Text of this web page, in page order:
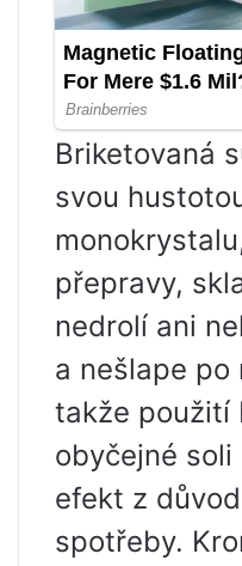
Briketovaná
svou
přepravy,
nedrolí ani
a nešlape po
takže použití
obyčejné soli
efekt z
spotřeby.